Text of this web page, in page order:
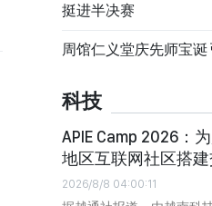
挺进半决赛
周馆仁义堂庆先师宝
科技
APIE Camp 2026：
地区互联网社区搭
2026/8/8 04:00:11